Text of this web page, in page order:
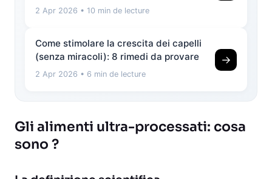
2 Apr 2026 • 10 min de lecture
Come stimolare la crescita dei capelli
(senza miracoli): 8 rimedi da provare
2 Apr 2026 • 6 min de lecture
→
Gli alimenti ultra-processati: cosa
sono ?